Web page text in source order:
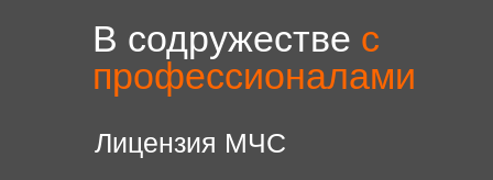
Лицензия МЧС
В содружестве с
профессионалами